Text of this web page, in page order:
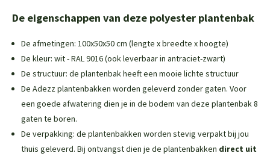
De eigenschappen van deze polyester plantenbak
De afmetingen: 100x50x50 cm (lengte x breedte x hoogte)
De kleur: wit - RAL 9016 (ook leverbaar in antraciet-zwart)
De structuur: de plantenbak heeft een mooie lichte structuur
De Adezz plantenbakken worden geleverd zonder gaten. Voor
een goede afwatering dien je in de bodem van deze plantenbak 8
gaten te boren.
De verpakking: de plantenbakken worden stevig verpakt bij jou
thuis geleverd. Bij ontvangst dien je de plantenbakken direct uit